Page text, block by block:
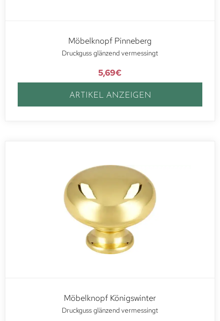
Möbelknopf Pinneberg
Druckguss glänzend vermessingt
5,69€
ARTIKEL ANZEIGEN
Möbelknopf Königswinter
Druckguss glänzend vermessingt